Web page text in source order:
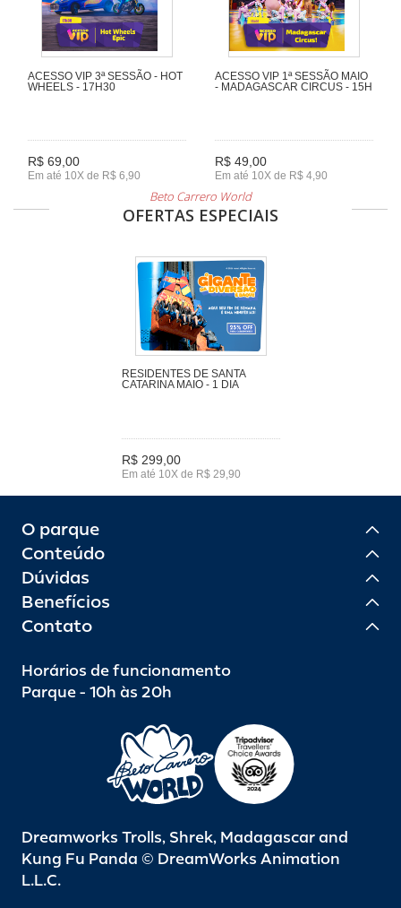
ACESSO VIP 3ª SESSÃO - HOT
WHEELS - 17H30
R$ 69,00
Em até 10X de R$ 6,90
ACESSO VIP 1ª SESSÃO MAIO
- MADAGASCAR CIRCUS - 15H
R$ 49,00
Em até 10X de R$ 4,90
Beto Carrero World
OFERTAS ESPECIAIS
RESIDENTES DE SANTA
CATARINA MAIO - 1 DIA
R$ 299,00
Em até 10X de R$ 29,90
O parque
Conteúdo
Dúvidas
Benefícios
Contato
Horários de funcionamento
Parque - 10h às 20h
Dreamworks Trolls, Shrek, Madagascar and
Kung Fu Panda © DreamWorks Animation
L.L.C.